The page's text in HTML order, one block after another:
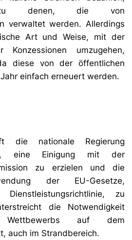
zu denen, die von
verwaltet werden. Allerdings
Art und Weise, mit der
Konzessionen umzugehen,
diese von der öffentlichen
einfach erneuert werden.
die nationale Regierung
eine Einigung mit der
zu erzielen und die
der EU-Gesetze,
zu
die Notwendigkeit
auf dem
auch im Strandbereich.